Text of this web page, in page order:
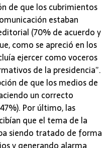
de que los cubrimientos
estaban
(70% de acuerdo y
como se apreció en los
ejercer como voceros
de la presidencia”.
de que los medios de
un correcto
Por último, las
que el tema de la
siendo tratado de forma